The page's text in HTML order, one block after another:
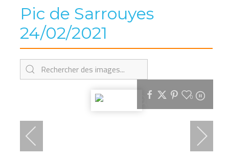
Pic de Sarrouyes
24/02/2021
0